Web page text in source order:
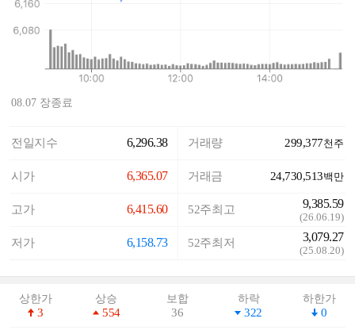
08.07 장종료
전일지수 6,296.38
시가 6,365.07
고가 6,415.60
저가 6,158.73
거래량 299,377천주
거래금 24,730,513백만
52주최고 9,385.59
(26.06.19)
52주최저 3,079.27
(25.08.20)
상한가
3
상승
554
보합
36
하락
322
하한가
0